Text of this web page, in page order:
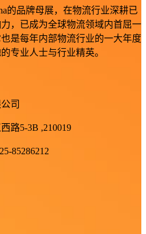
的品牌母展，在物流行业深耕已
，已成为全球物流领域内首屈一
是每年内部物流行业的一大年度
专业人士与行业精英。
司
路5-3B ,210019
85286212